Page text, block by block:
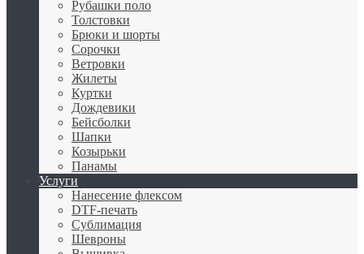
Рубашки поло
Толстовки
Брюки и шорты
Сорочки
Ветровки
Жилеты
Куртки
Дождевики
Бейсболки
Шапки
Козырьки
Панамы
Услуги
Нанесение флексом
DTF-печать
Сублимация
Шевроны